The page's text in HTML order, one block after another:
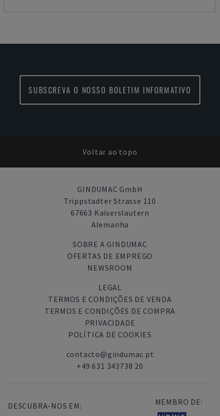
SUBSCREVA O NOSSO BOLETIM INFORMATIVO
Voltar ao topo
GINDUMAC GmbH
Trippstadter Strasse 110
67663 Kaiserslautern
Alemanha
SOBRE A GINDUMAC
OFERTAS DE EMPREGO
NEWSROOM
LEGAL
TERMOS E CONDIÇÕES DE VENDA
TERMOS E CONDIÇÕES DE COMPRA
PRIVACIDADE
POLÍTICA DE COOKIES
contacto@gindumac.pt
+49 631 343738 20
DESCUBRA-NOS EM: MEMBRO DE: